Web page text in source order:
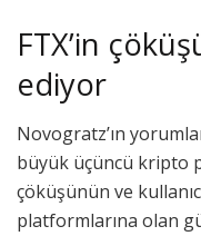
FTX’in
ediyor
Novogratz’ın
büyük üçüncü kripto
çöküşünün ve
platformlarına olan